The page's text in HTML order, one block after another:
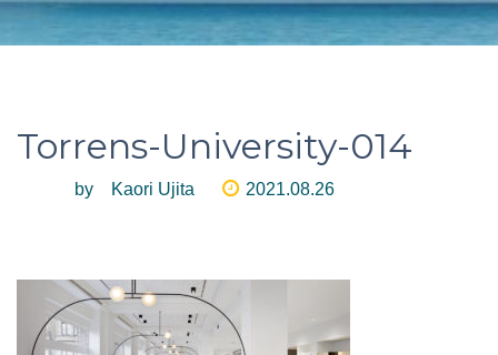
Torrens-University-014
by Kaori Ujita 2021.08.26